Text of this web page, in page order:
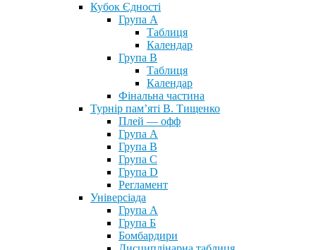
Кубок Єдності
Група А
Таблиця
Календар
Група В
Таблиця
Календар
Фінальна частина
Турнір пам’яті В. Тищенко
Плей — офф
Група А
Група B
Група С
Група D
Регламент
Універсіада
Група А
Група Б
Бомбардири